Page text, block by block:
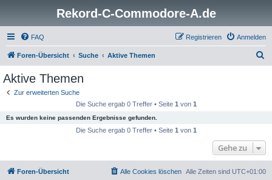
Rekord-C-Commodore-A.de
FAQ Anmelden
Registrieren
Foren-Übersicht Suche Aktive Themen
Aktive Themen
Zur erweiterten Suche
Die Suche ergab 0 Treffer • Seite 1 von 1
Es wurden keine passenden Ergebnisse gefunden.
Die Suche ergab 0 Treffer • Seite 1 von 1
Gehe zu
Foren-Übersicht Alle Zeiten sind UTC+01:00
Alle Cookies löschen